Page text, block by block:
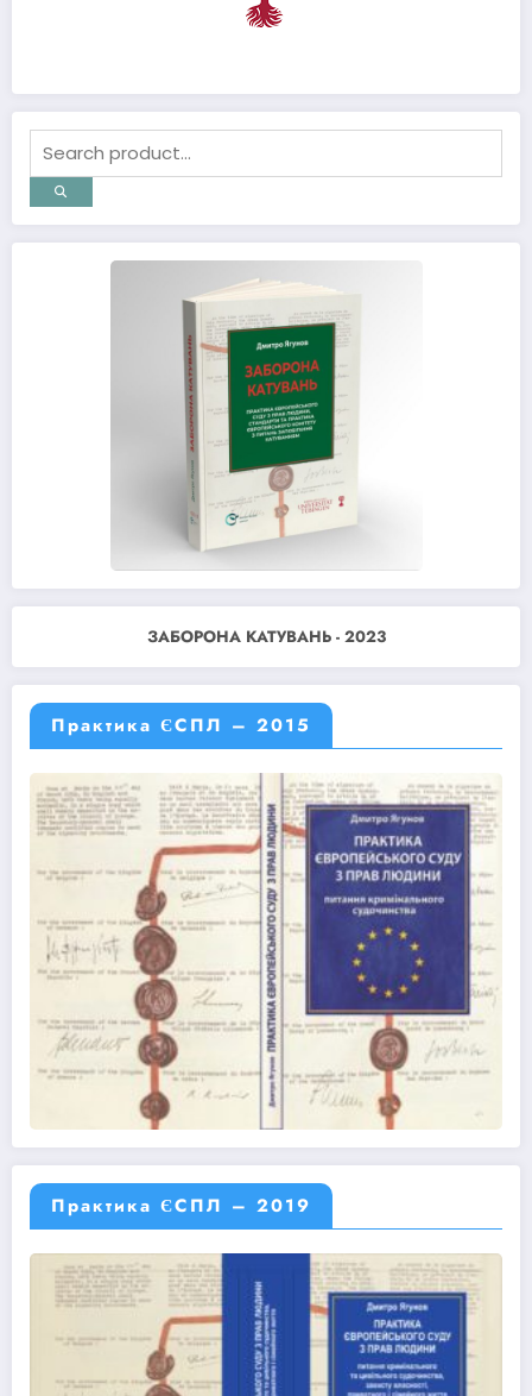
ЗАБОРОНА КАТУВАНЬ - 2023
Практика ЄСПЛ – 2015
Практика ЄСПЛ – 2019